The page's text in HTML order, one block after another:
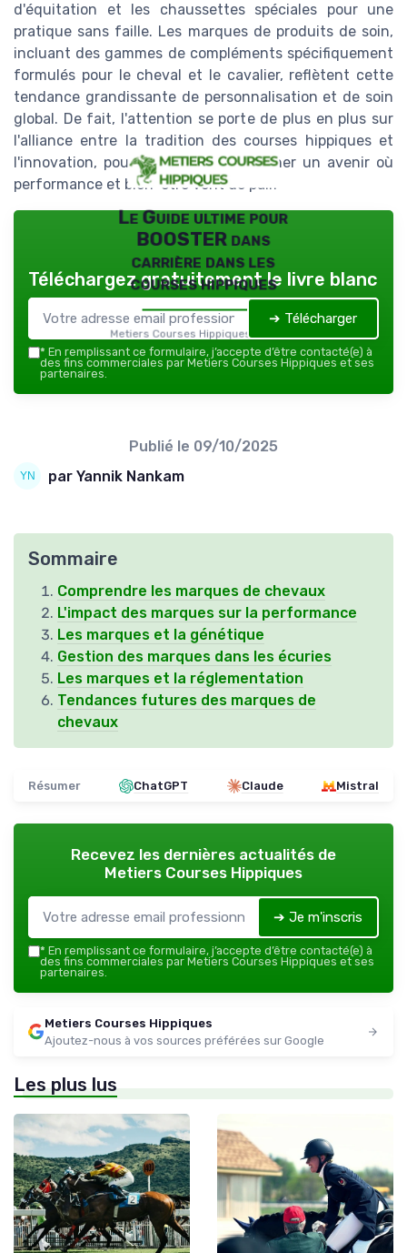
d'équitation et les chaussettes spéciales pour une
pratique sans faille. Les marques de produits de soin,
incluant des gammes de compléments spécifiquement
formulés pour le cheval et le cavalier, reflètent cette
tendance grandissante de personnalisation et de soin
global. De fait, l'attention se porte de plus en plus sur
l'alliance entre la tradition des courses hippiques et
l'innovation, pour contribuer à façonner un avenir où
performance et bien-être vont de pair.
Le Guide ultime pour
BOOSTER dans
carrière dans les
courses hippiques
Metiers Courses Hippiques — 2026
Téléchargez gratuitement le livre blanc
➔ Télécharger
* En remplissant ce formulaire, j’accepte d’être contacté(e) à
des fins commerciales par Metiers Courses Hippiques et ses
partenaires.
Publié le 09/10/2025
par Yannik Nankam
Sommaire
Comprendre les marques de chevaux
L'impact des marques sur la performance
Les marques et la génétique
Gestion des marques dans les écuries
Les marques et la réglementation
Tendances futures des marques de
chevaux
Résumer ChatGPT Claude Mistral
Recevez les dernières actualités de
Metiers Courses Hippiques
➔ Je m'inscris
* En remplissant ce formulaire, j’accepte d’être contacté(e) à
des fins commerciales par Metiers Courses Hippiques et ses
partenaires.
Metiers Courses Hippiques
Ajoutez-nous à vos sources préférées sur Google
Les plus lus